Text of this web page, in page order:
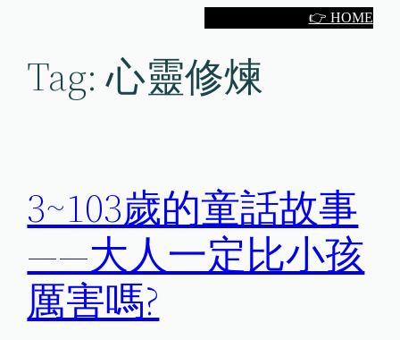
👉 HOME
Tag:心靈修煉
3~103歲的童話故事
——大人一定比小孩
厲害嗎?